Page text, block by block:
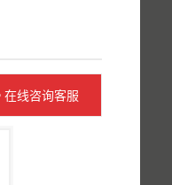
在线咨询客服